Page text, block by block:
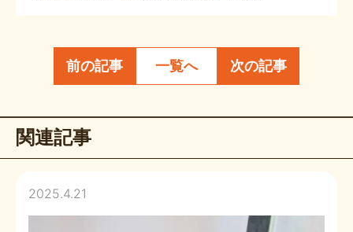
前の記事 一覧へ 次の記事
関連記事
2025.4.21